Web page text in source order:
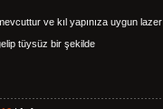
ve kıl yapınıza uygun lazer
tüysüz bir şekilde